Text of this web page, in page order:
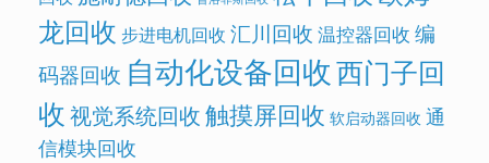
龙回收 步进电机回收 汇川回收 温控器回收 编
码器回收 自动化设备回收西门子回
收视觉系统回收触摸屏回收 软启动器回收 通
信模块回收